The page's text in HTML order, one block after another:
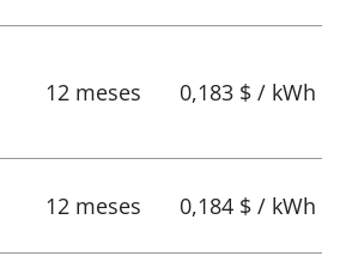
12 meses 0,183 $ / kWh
12 meses 0,184 $ / kWh